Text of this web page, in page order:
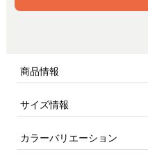
商品情報
品番
サイズ情報
TPU素材iPhoneケース
単位:mm
カラーバリエーション